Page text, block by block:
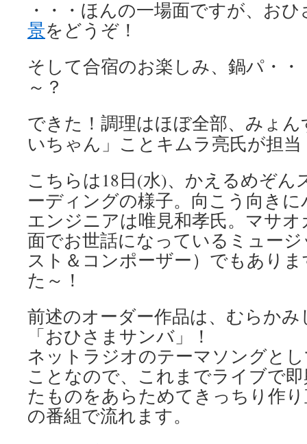
・・・ほんの一場面ですが、お
景をどうぞ！
そして合宿のお楽しみ、鍋パ・
～？
できた！調理はほぼ全部、みょ
いちゃん」ことキムラ亮氏が担
こちらは18日(水)、かえるめぞん
ーディングの様子。向こう向き
エンジニアは唯見和孝氏。マサ
面でお世話になっているミュー
スト＆コンポーザー）でもあり
た～！
前述のオーダー作品は、むらか
「おひさまサンバ」！
ネットラジオのテーマソングと
ことなので、これまでライブで
たものをあらためてきっちり作
の番組で流れます。